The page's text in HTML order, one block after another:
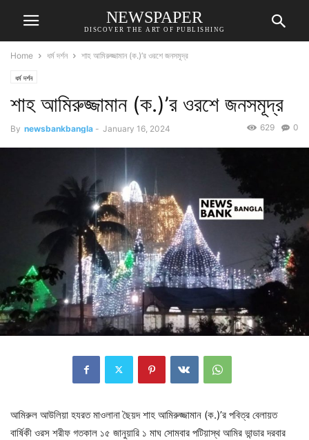
NEWSPAPER
DISCOVER THE ART OF PUBLISHING
Home ধর্ম দর্শন শাহ আমিরুজ্জামান (ক.)’র ওরশে জনসমূদ্র
ধর্ম দর্শন
শাহ আমিরুজ্জামান (ক.)’র ওরশে জনসমূদ্র
By newsbankbangla - January 16, 2024 0
629
আমিরুল আউলিয়া হযরত মাওলানা ছৈয়দ শাহ আমিরুজ্জামান (ক.)’র পবিত্র বেলায়ত
বার্ষিকী ওরস শরীফ গতকাল ১৫ জানুয়ারি ১ মাঘ সোমবার পটিয়াস্থ আমির ভান্ডার দরবার